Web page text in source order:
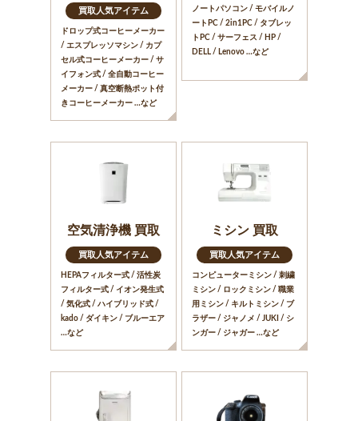
買取人気アイテム
ドロップ式コーヒーメーカー
/ エスプレッソマシン / カプ
セル式コーヒーメーカー / サ
イフォン式 / 全自動コーヒー
メーカー / 真空断熱ポット付
きコーヒーメーカー …など
ノートパソコン / モバイルノ
ートPC / 2in1PC / タブレッ
トPC / サーフェス / HP /
DELL / Lenovo …など
空気清浄機 買取
買取人気アイテム
HEPAフィルター式 / 活性炭
フィルター式 / イオン発生式
/ 気化式 / ハイブリッド式 /
kado / ダイキン / ブルーエア
…など
ミシン 買取
買取人気アイテム
コンピューターミシン / 刺繍
ミシン / ロックミシン / 職業
用ミシン / キルトミシン / ブ
ラザー / ジャノメ / JUKI / シ
ンガー / ジャガー …など